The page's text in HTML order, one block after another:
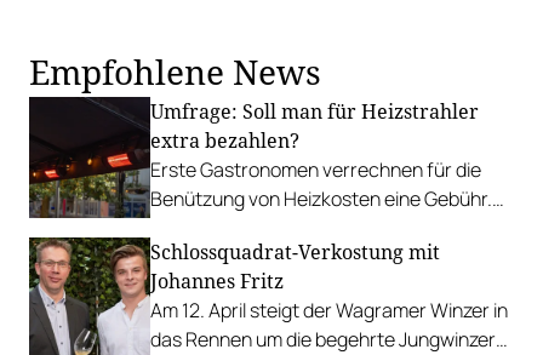
Empfohlene News
Umfrage: Soll man für Heizstrahler
extra bezahlen?
Erste Gastronomen verrechnen für die
Benützung von Heizkosten eine Gebühr.
Schlossquadrat-Verkostung mit
Johannes Fritz
Am 12. April steigt der Wagramer Winzer in
das Rennen um die begehrte Jungwinzer-